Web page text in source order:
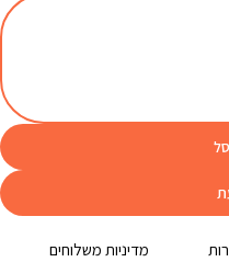
מדיניות משלוחים